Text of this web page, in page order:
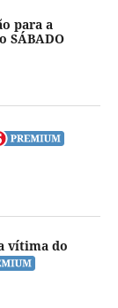
para a
SÁBADO
vítima do